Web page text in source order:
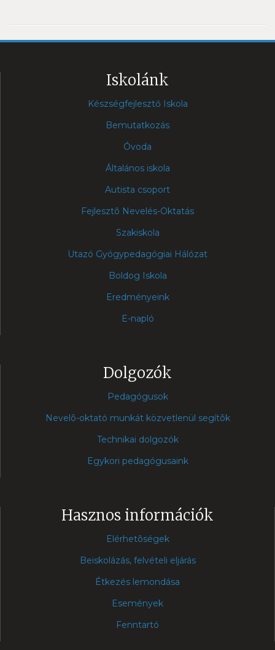
Iskolánk
Készségfejlesztő Iskola
Bemutatkozás
Óvoda
Általános iskola
Autista csoport
Fejlesztõ Nevelés-Oktatás
Szakiskola
Utazó Gyógypedagógiai Hálózat
Boldog Iskola
Eredményeink
E-napló
Dolgozók
Pedagógusok
Nevelõ-oktató munkát közvetlenül segítõk
Technikai dolgozók
Egykori pedagógusaink
Hasznos információk
Elérhetõségek
Beiskolázás, felvételi eljárás
Étkezés lemondása
Események
Fenntartó